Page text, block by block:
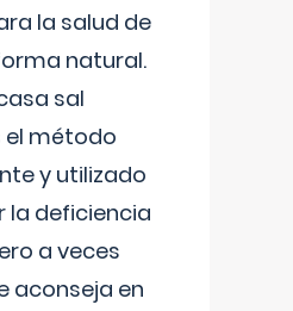
la salud de
natural.
sal
el método
y utilizado
la deficiencia
a veces
aconseja en